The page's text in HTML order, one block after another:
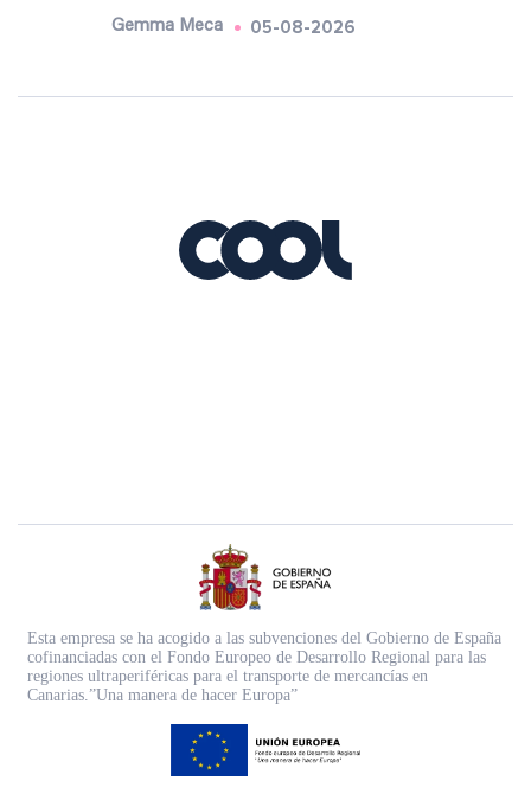
Gemma Meca 05-08-2026
Esta empresa se ha acogido a las subvenciones del Gobierno de España
cofinanciadas con el Fondo Europeo de Desarrollo Regional para las
regiones ultraperiféricas para el transporte de mercancías en
Canarias.”Una manera de hacer Europa”